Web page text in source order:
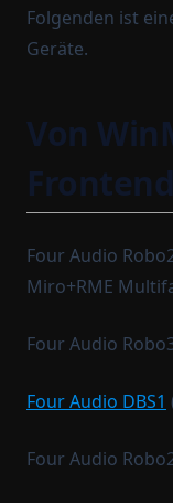
Folgenden ist
Geräte.
Von
Four Audio
Miro+RME
Four Audio
Four Audio DBS1
Four Audio